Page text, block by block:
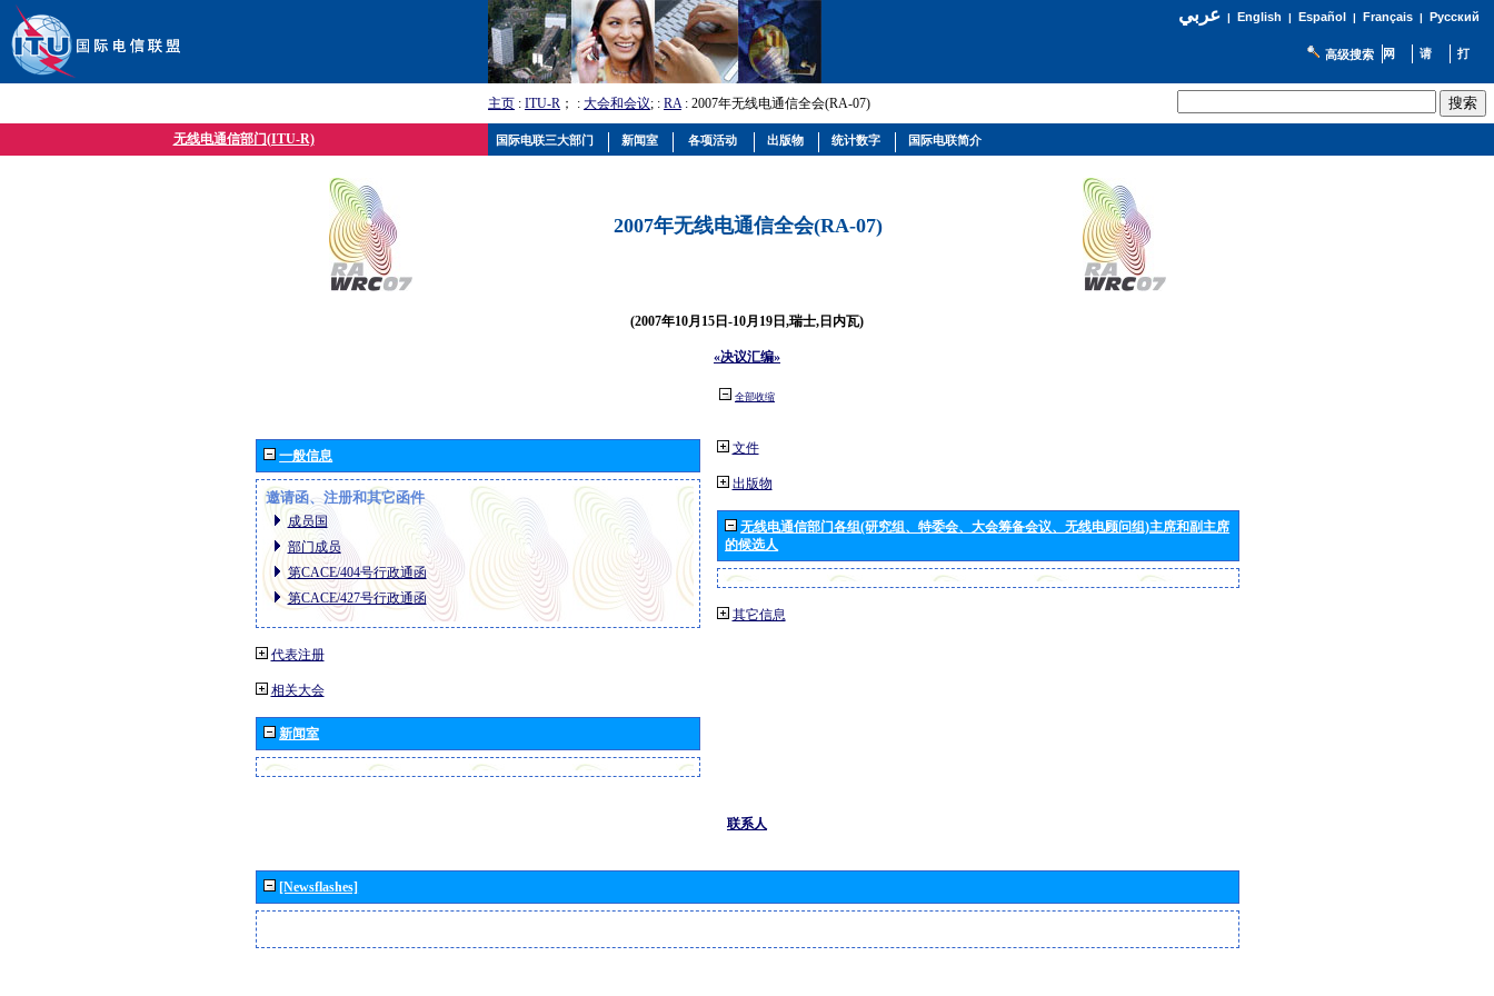
عربي| English | Español | Français| Русский
高级搜索
主页 : ITU-R ； : 大会和会议; : RA: 2007年无线电通信全会(RA-07)
无线电通信部门(ITU-R)
2007年无线电通信全会(RA-07)
(2007年10月15日-10月19日,瑞士,日内瓦)
«决议汇编»
全部收缩
一般信息
邀请函、注册和其它函件
成员国
部门成员
第CACE/404号行政通函
第CACE/427号行政通函
代表注册
相关大会
新闻室
文件
出版物
无线电通信部门各组(研究组、特委会、大会筹备会议、无线电顾问组)主席和副主席
的候选人
其它信息
联系人
[Newsflashes]
国际电联三大部门 新闻室 各项活动 出版物 统计数字 国际电联简介